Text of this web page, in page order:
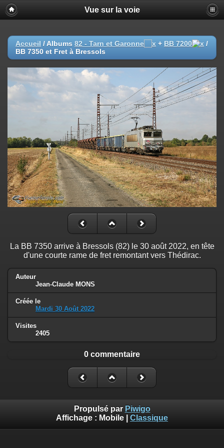
Vue sur la voie
Accueil / Albums 82 - Tarn et Garonne + BB 7200
/
BB 7350 et Fret à Bressols
La BB 7350 arrive à Bressols (82) le 30 août 2022, en tête
d'une courte rame de fret remontant vers Thédirac.
Auteur
Jean-Claude MONS
Créée le
Mardi 30 Août 2022
Visites
2405
0 commentaire
Propulsé par Piwigo
Affichage : Mobile Classique